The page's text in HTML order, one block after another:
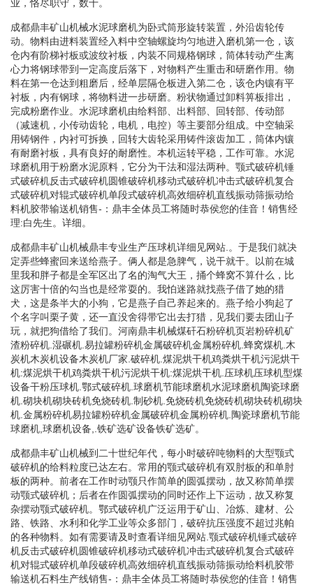
业，恪尽职守，数十。
成都鼎丰矿山机械水泥球磨机为卧式筒形旋转装置，外沿齿轮传
动。物料由进料装置经入料中空轴螺旋均匀地进入磨机第一仓，该
仓内有阶梯衬板或波纹衬板，内装不同规格钢球，筒体转动产生离
心力将钢球带到一定高度后落下，对物料产生重击和研磨作用。物
料在第一仓达到粗磨后，经单层隔仓板进入第二仓，该仓内镶有平
衬板，内有钢球，将物料进一步研磨。粉状物通过卸料箅板排出，
完成粉磨作业。水泥球磨机由给料部、出料部、回转部、传动部
（减速机，小传动齿轮，电机，电控）等主要部分组成。中空轴采
用铸钢件，内衬可拆换，回转大齿轮采用铸件滚齿加工，筒体内镶
有耐磨衬板，具有良好的耐磨性。本机运转平稳，工作可靠。水泥
球磨机用于粉磨水泥原料，它分为干法和湿法两种。颚式破碎机锤
式破碎机反击式破碎机圆锥破碎机移动式破碎机冲击式破碎机复合
式破碎机对辊式破碎机单段式破碎机高效细碎机直线振动筛振动给
料机胶带输送机销售-：鼎丰全体员工将随时恭侯您的佳音！销售经
理:白先生。详细。
成都鼎丰矿山机械鼎丰专业生产压球机详细见网站.。于是我们就决
定弄些蜂蜜回来送给燕子。俩人都是急脾气，说干就干。以前在城
里我和胖子都是全军区出了名的淘气大王，捅个蜂窝不算什么，比
这厉害十倍的勾当也是经常耍的。我怕迷路就找燕子借了她的猎
犬，这是条半大的小狗，它是燕子自己养起来的。燕子给小狗起了
个名字叫栗子黄，还一直没舍得带它出去打猎，见我们要去团山子
玩，就把狗借给了我们。河南鼎丰机械煤矸石粉碎机页岩粉碎机矿
渣粉碎机.湿碾机.易拉罐粉碎机金属破碎机金属粉碎机.蜂窝煤机.木
炭机木炭机设备木炭机厂家.破碎机.煤泥烘干机鸡粪烘干机污泥烘干
机:煤泥烘干机鸡粪烘干机污泥烘干机:煤泥烘干机.压球机压球机型煤
设备干粉压球机.鄂式破碎机.球磨机节能球磨机水泥球磨机陶瓷球磨
机.砌块机砌块砖机免烧砖机.制砂机.免烧砖机免烧砖机砌块砖机砌块
机.金属粉碎机易拉罐粉碎机金属破碎机金属粉碎机.陶瓷球磨机节能
球磨机,球磨机设备,.铁矿选矿设备铁矿选矿。
成都鼎丰矿山机械到二十世纪年代，每小时破碎吨物料的大型颚式
破碎机的给料粒度已达左右。常用的颚式破碎机有双肘板的和单肘
板的两种。前者在工作时动颚只作简单的圆弧摆动，故又称简单摆
动颚式破碎机；后者在作圆弧摆动的同时还作上下运动，故又称复
杂摆动颚式破碎机。鄂式破碎机广泛运用于矿山、冶炼、建材、公
路、铁路、水利和化学工业等众多部门，破碎抗压强度不超过兆帕
的各种物料。如有需要请及时查看详细见网站.颚式破碎机锤式破碎
机反击式破碎机圆锥破碎机移动式破碎机冲击式破碎机复合式破碎
机对辊式破碎机单段破碎机高效细碎机直线振动筛振动给料机胶带
输送机石料生产线销售-：鼎丰全体员工将随时恭侯您的佳音！销售